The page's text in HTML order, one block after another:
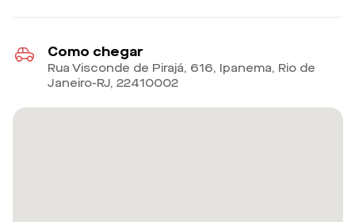
Como chegar
Rua Visconde de Pirajá, 616, Ipanema, Rio de
Janeiro-RJ,22410002